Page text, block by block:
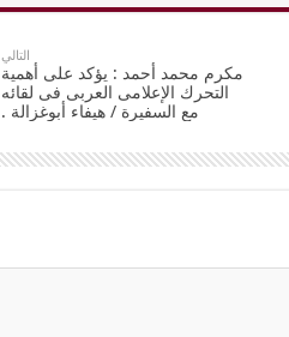
التالي
مكرم محمد أحمد : يؤكد على أهمية
التحرك الإعلامى العربى فى لقائه
مع السفيرة / هيفاء أبوغزالة .